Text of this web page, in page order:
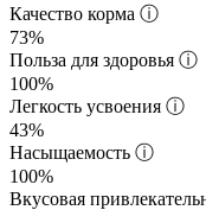
Качество корма ⓘ
73%
Польза для здоровья ⓘ
100%
Легкость усвоения ⓘ
43%
Насыщаемость ⓘ
100%
Вкусовая